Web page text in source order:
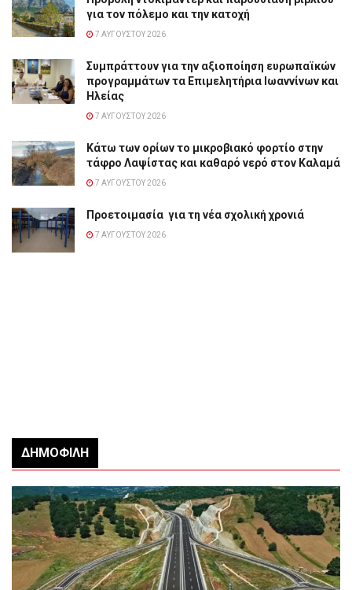
για τον πόλεμο και την κατοχή
7 ΑΥΓΟΎΣΤΟΥ 2026
Συμπράττουν για την αξιοποίηση ευρωπαϊκών
προγραμμάτων τα Επιμελητήρια Ιωαννίνων και
Ηλείας
7 ΑΥΓΟΎΣΤΟΥ 2026
Κάτω των ορίων το μικροβιακό φορτίο στην
τάφρο Λαψίστας και καθαρό νερό στον Καλαμά
7 ΑΥΓΟΎΣΤΟΥ 2026
Προετοιμασία για τη νέα σχολική χρονιά
7 ΑΥΓΟΎΣΤΟΥ 2026
ΔΗΜΟΦΙΛΉ